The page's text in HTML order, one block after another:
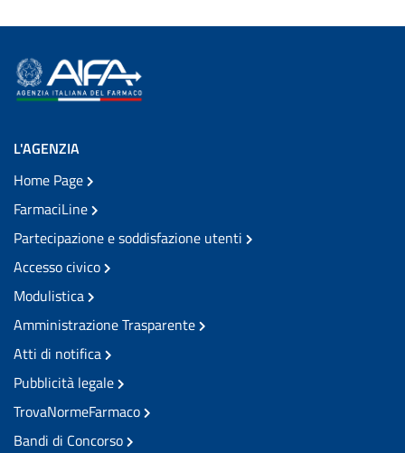
L'AGENZIA
Home Page
FarmaciLine
Partecipazione e soddisfazione utenti
Accesso civico
Modulistica
Amministrazione Trasparente
Atti di notifica
Pubblicità legale
TrovaNormeFarmaco
Bandi di Concorso